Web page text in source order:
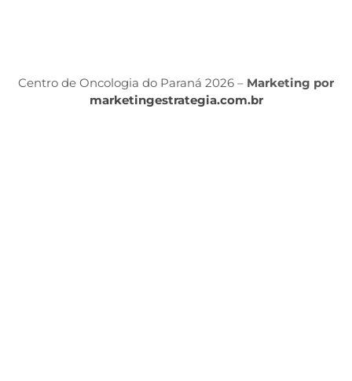
Centro de Oncologia do Paraná 2026 – Marketing por
marketingestrategia.com.br